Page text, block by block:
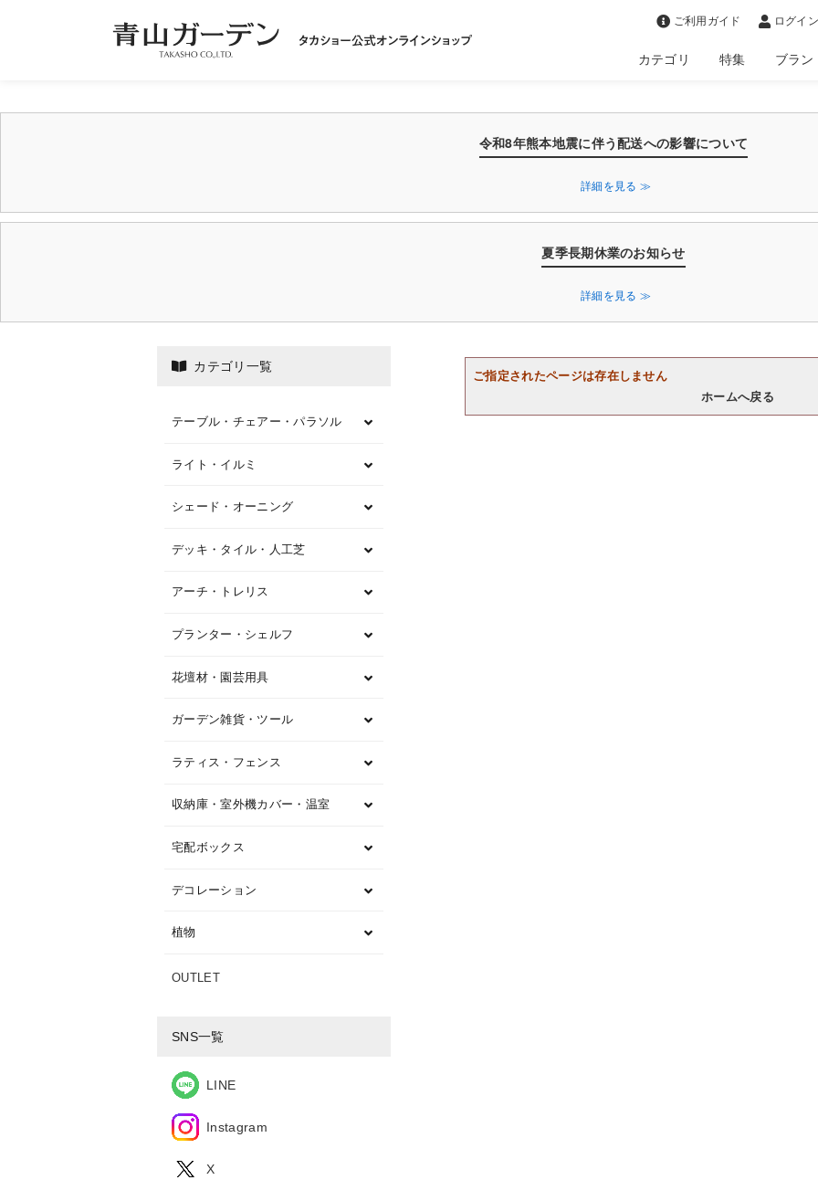
ご利用ガイド ログイ
カテゴリ 特集 ブラン
令和8年熊本地震に伴う配送への影響について
詳細を見る ≫
夏季長期休業のお知らせ
詳細を見る ≫
ご指定されたページは存在しません
ホームへ戻る
カテゴリ一覧
テーブル・チェアー・パラソル
ライト・イルミ
シェード・オーニング
デッキ・タイル・人工芝
アーチ・トレリス
プランター・シェルフ
花壇材・園芸用具
ガーデン雑貨・ツール
ラティス・フェンス
収納庫・室外機カバー・温室
宅配ボックス
デコレーション
植物
OUTLET
SNS一覧
LINE
Instagram
X